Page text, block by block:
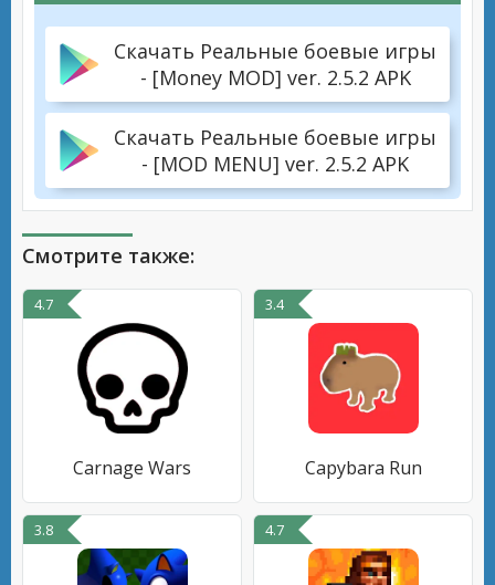
Скачать Реальные боевые игры
- [Money MOD] ver. 2.5.2 APK
Скачать Реальные боевые игры
- [MOD MENU] ver. 2.5.2 APK
Смотрите также:
4.7
Carnage Wars
3.4
Capybara Run
3.8 4.7